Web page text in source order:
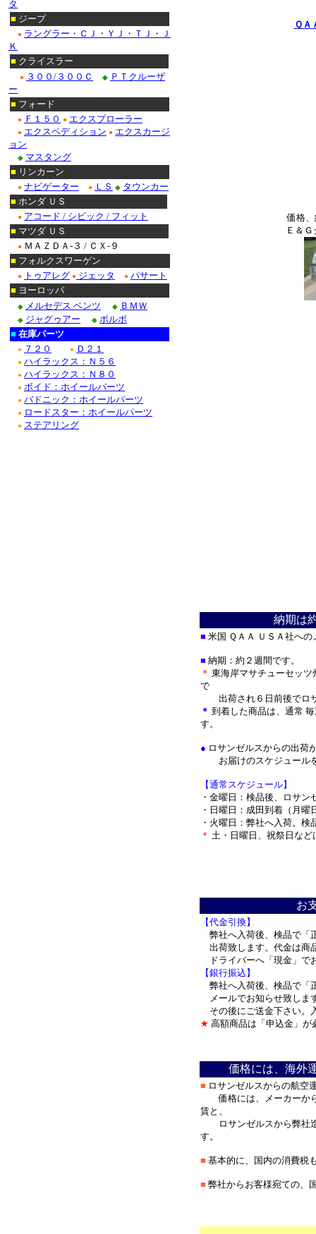
ＱＡ
価格
Ｅ＆
納期は
■ 米国 ＱＡＡ ＵＳＡ社へ
■ 納期：約２週間です。
＊ 東海岸マサチューセッ
で
出荷され ６日前後でロ
＊ 到着した商品は、通常
す。
● ロサンゼルスからの出荷
お届けのスケジュール
【通常スケジュール】
・金曜日：検品後、ロサン
・日曜日：成田到着（月曜
・火曜日：弊社へ入荷。検
＊ 土・日曜日、祝祭日など
お
【代金引換】
弊社へ入荷後、検品で「
出荷致します。代金は商
ドライバーへ「現金」
【銀行振込】
弊社へ入荷後、検品で「
メールでお知らせ致しま
その後にご送金下さい。
★ 高額商品は「申込金」が
価格には、海外
■ ロサンゼルスからの航空
価格には、メーカーか
賃と、
ロサンゼルスから弊社
す。
■ 基本的に、国内の消費税
■ 弊社からお客様宛ての、
タ
■ ジープ
● ラングラー・ＣＪ・ＹＪ・ＴＪ・Ｊ
Ｋ
■ クライスラー
● ３００/３００Ｃ ◆ ＰＴクルーザ
ー
■ フォード
● Ｆ１５０ ● エクスプローラー
● エクスペディション ● エクスカージ
ョン
◆ マスタング
■ リンカーン
● ナビゲーター ● ＬＳ ◆ タウンカー
■ ホンダ ＵＳ
● アコード / シビック / フィット
■ マツダ ＵＳ
● ＭＡＺＤＡ-３ / ＣＸ-９
■ フォルクスワーゲン
● トゥアレグ ● ジェッタ ● パサート
■ ヨーロッパ
◆ メルセデス ベンツ ◆ ＢＭＷ
◆ ジャグゥアー ◆ ボルボ
■ 在庫パーツ
● ７２０ ● Ｄ２１
● ハイラックス：Ｎ５６
● ハイラックス：Ｎ８０
● ボイド：ホイールパーツ
● バドニック：ホイールパーツ
● ロードスター：ホイールパーツ
● ステアリング